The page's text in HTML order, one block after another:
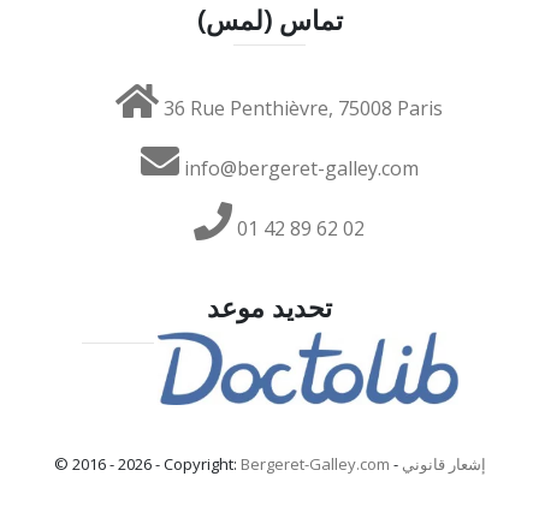
تماس (لمس)
36 Rue Penthièvre, 75008 Paris
info@bergeret-galley.com
01 42 89 62 02
تحديد موعد
© 2016 - 2026 - Copyright: Bergeret-Galley.com - إشعار قانوني